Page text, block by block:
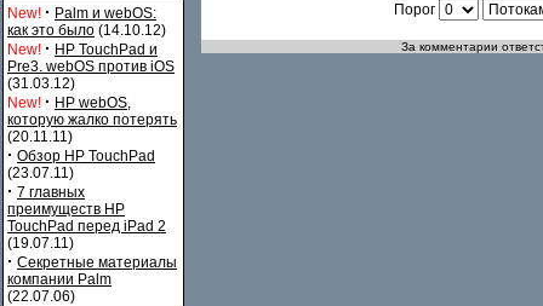
New! · Palm и webOS:
как это было (14.10.12)
New! · HP TouchPad и
Pre3. webOS против iOS
(31.03.12)
New! · HP webOS,
которую жалко потерять
(20.11.11)
· Обзор HP TouchPad
(23.07.11)
· 7 главных
преимуществ HP
TouchPad перед iPad 2
(19.07.11)
· Секретные материалы
компании Palm
(22.07.06)
Порог
За комментарии